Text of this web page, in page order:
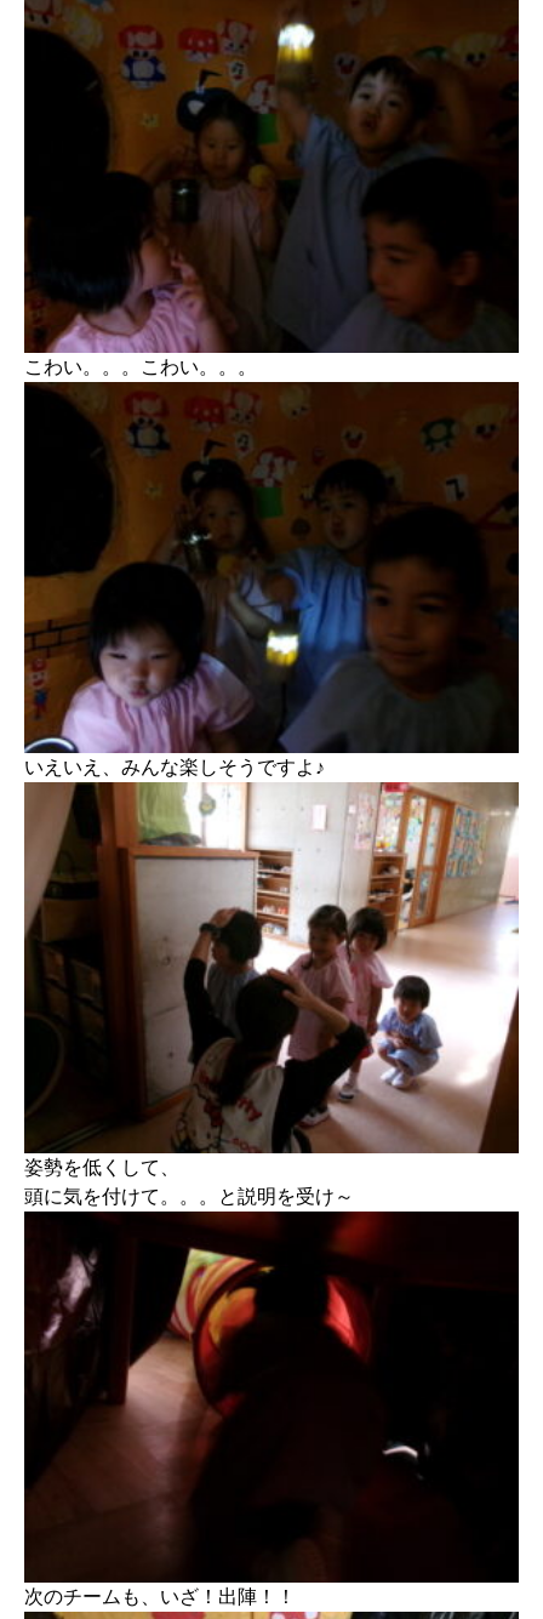
こわい。。。こわい。。。
いえいえ、みんな楽しそうですよ♪
姿勢を低くして、
頭に気を付けて。。。と説明を受け～
次のチームも、いざ！出陣！！